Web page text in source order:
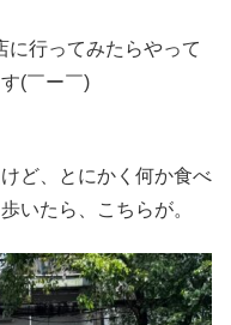
に行ってみたらやって
(￣ー￣)
ど、とにかく何か食べ
いたら、こちらが。